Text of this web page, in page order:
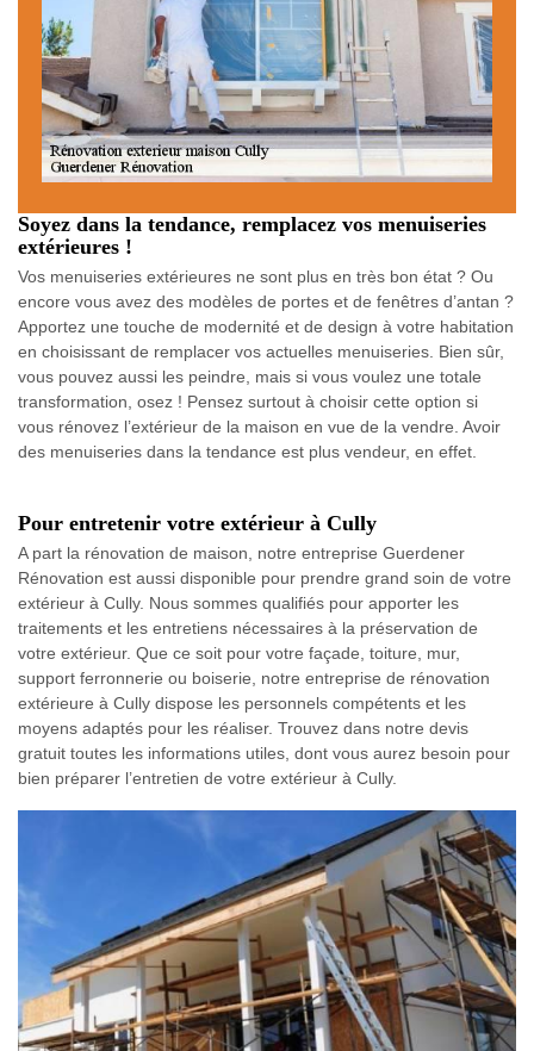
Soyez dans la tendance, remplacez vos menuiseries
extérieures !
Vos menuiseries extérieures ne sont plus en très bon état ? Ou
encore vous avez des modèles de portes et de fenêtres d’antan ?
Apportez une touche de modernité et de design à votre habitation
en choisissant de remplacer vos actuelles menuiseries. Bien sûr,
vous pouvez aussi les peindre, mais si vous voulez une totale
transformation, osez ! Pensez surtout à choisir cette option si
vous rénovez l’extérieur de la maison en vue de la vendre. Avoir
des menuiseries dans la tendance est plus vendeur, en effet.
Pour entretenir votre extérieur à Cully
A part la rénovation de maison, notre entreprise Guerdener
Rénovation est aussi disponible pour prendre grand soin de votre
extérieur à Cully. Nous sommes qualifiés pour apporter les
traitements et les entretiens nécessaires à la préservation de
votre extérieur. Que ce soit pour votre façade, toiture, mur,
support ferronnerie ou boiserie, notre entreprise de rénovation
extérieure à Cully dispose les personnels compétents et les
moyens adaptés pour les réaliser. Trouvez dans notre devis
gratuit toutes les informations utiles, dont vous aurez besoin pour
bien préparer l’entretien de votre extérieur à Cully.